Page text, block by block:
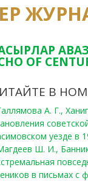
OF
В
А. Г.,
уезде в
Ш. И.,
в письмах с